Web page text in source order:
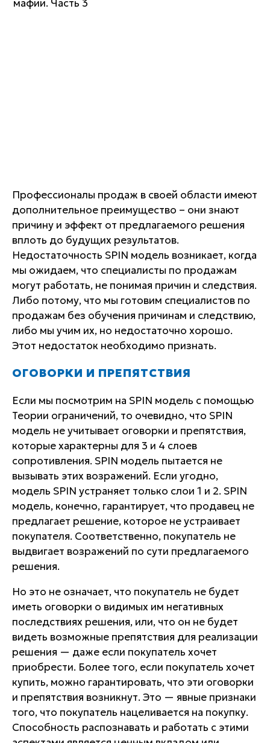
Профессионалы продаж в своей области имеют
дополнительное преимущество – они знают
причину и эффект от предлагаемого решения
вплоть до будущих результатов.
Недостаточность SPIN модель возникает, когда
мы ожидаем, что специалисты по продажам
могут работать, не понимая причин и следствия.
Либо потому, что мы готовим специалистов по
продажам без обучения причинам и следствию,
либо мы учим их, но недостаточно хорошо.
Этот недостаток необходимо признать.
ОГОВОРКИ И ПРЕПЯТСТВИЯ
Если мы посмотрим на SPIN модель с помощью
Теории ограничений, то очевидно, что SPIN
модель не учитывает оговорки и препятствия,
которые характерны для 3 и 4 слоев
сопротивления. SPIN модель пытается не
вызывать этих возражений. Если угодно,
модель SPIN устраняет только слои 1 и 2. SPIN
модель, конечно, гарантирует, что продавец не
предлагает решение, которое не устраивает
покупателя. Соответственно, покупатель не
выдвигает возражений по сути предлагаемого
решения.
Но это не означает, что покупатель не будет
иметь оговорки о видимых им негативных
последствиях решения, или, что он не будет
видеть возможные препятствия для реализации
решения — даже если покупатель хочет
приобрести. Более того, если покупатель хочет
купить, можно гарантировать, что эти оговорки
и препятствия возникнут. Это — явные признаки
того, что покупатель нацеливается на покупку.
Способность распознавать и работать с этими